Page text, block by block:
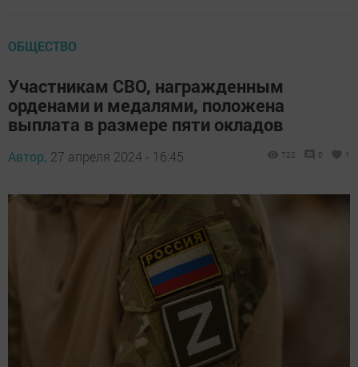
ОБЩЕСТВО
Участникам СВО, награжденным
орденами и медалями, положена
выплата в размере пяти окладов
Автор, 27 апреля 2024 - 16:45 722 0 1